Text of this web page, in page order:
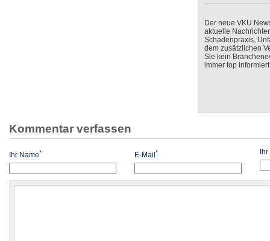
Der neue VKU
aktuelle
Schadenpraxis,
dem zusätzlichen
Sie kein
immer top
Kommentar verfassen
Ihr Name* E-Mail* Ihr